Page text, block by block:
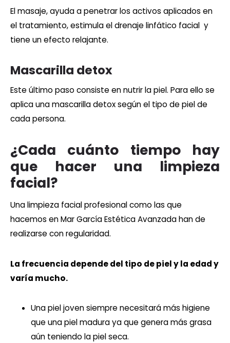
El masaje, ayuda a penetrar los activos aplicados en
el tratamiento, estimula el drenaje linfático facial y
tiene un efecto relajante.
Mascarilla detox
Este último paso consiste en nutrir la piel. Para ello se
aplica una mascarilla detox según el tipo de piel de
cada persona.
¿Cada cuánto tiempo hay
que hacer una limpieza
facial?
Una limpieza facial profesional como las que
hacemos en Mar García Estética Avanzada han de
realizarse con regularidad.
La frecuencia depende del tipo de piel y la edad y
varía mucho.
Una piel joven siempre necesitará más higiene
que una piel madura ya que genera más grasa
aún teniendo la piel seca.